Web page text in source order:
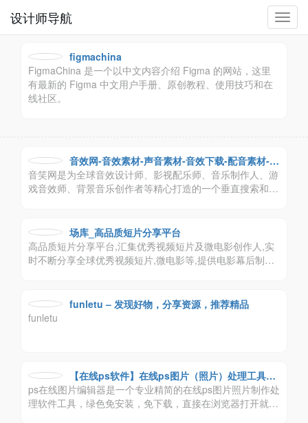
切
换
设计师导航
figmachina
FigmaChina 是一个以中文内容介绍 Figma 的网站，这里
有最新的 Figma 中文用户手册、原创教程、使用技巧和在
线社区。
音效网-音效素材-声音素材-音效下载-配音素材-背
景音乐素材-音笑网
音笑网是为全球音效设计师、影视配乐师、音乐制作人、游
戏音效师、背景音乐创作者等精心打造的一个垂直搜索和共
场库_高品质短片分享平台
高品质短片分享平台,汇集优秀视频短片及微电影创作人,实
时不断分享全球优秀视频短片,微电影等,提供电影幕后制作
funletu – 发现好物，分享资源，推荐精品
funletu
【在线ps软件】在线ps图片（照片）处理工具_
在线制作编辑图片ps精简版
ps在线图片编辑器是一个专业精简的在线ps图片照片制作处
理软件工具，绿色免安装，免下载，直接在浏览器打开就可